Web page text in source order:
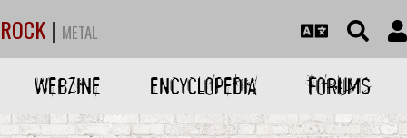
ROCK | METAL
WEBZINE ENCYCLOPEDIA FORUMS